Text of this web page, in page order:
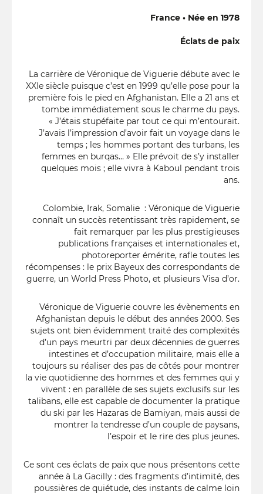
France • Née en 1978
Éclats de paix
La carrière de Véronique de Viguerie débute avec le
XXIe siècle puisque c’est en 1999 qu’elle pose pour la
première fois le pied en Afghanistan. Elle a 21 ans et
tombe immédiatement sous le charme du pays.
« J’étais stupéfaite par tout ce qui m’entourait.
J’avais l’impression d’avoir fait un voyage dans le
temps ; les hommes portant des turbans, les
femmes en burqas… » Elle prévoit de s’y installer
quelques mois ; elle vivra à Kaboul pendant trois
ans.
Colombie, Irak, Somalie : Véronique de Viguerie
connaît un succès retentissant très rapidement, se
fait remarquer par les plus prestigieuses
publications françaises et internationales et,
photoreporter émérite, rafle toutes les
récompenses : le prix Bayeux des correspondants de
guerre, un World Press Photo, et plusieurs Visa d’or.
Véronique de Viguerie couvre les évènements en
Afghanistan depuis le début des années 2000. Ses
sujets ont bien évidemment traité des complexités
d’un pays meurtri par deux décennies de guerres
intestines et d’occupation militaire, mais elle a
toujours su réaliser des pas de côtés pour montrer
la vie quotidienne des hommes et des femmes qui y
vivent : en parallèle de ses sujets exclusifs sur les
talibans, elle est capable de documenter la pratique
du ski par les Hazaras de Bamiyan, mais aussi de
montrer la tendresse d’un couple de paysans,
l’espoir et le rire des plus jeunes.
Ce sont ces éclats de paix que nous présentons cette
année à La Gacilly : des fragments d’intimité, des
poussières de quiétude, des instants de calme loin